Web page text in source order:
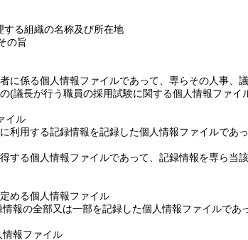
る組織の名称及び所在地
の旨
に係る個人情報ファイルであって、専らその人事、
(議長が行う職員の採用試験に関する個人情報ファイ
イル
利用する記録情報を記録した個人情報ファイルであ
る個人情報ファイルであって、記録情報を専ら当
める個人情報ファイル
報の全部又は一部を記録した個人情報ファイルであ
報ファイル